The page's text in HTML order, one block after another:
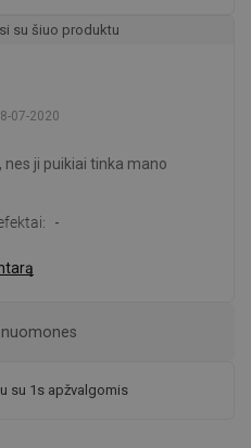
su šiuo produktu
07-2020
nes ji puikiai tinka mano
-
su 1s apžvalgomis